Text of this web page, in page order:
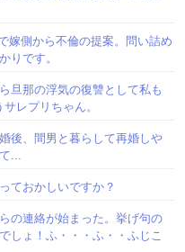
嫁側から不倫の提案。問い詰め
りです。
旦那の浮気の復讐として私も
レプリちゃん。
後、間男と暮らして再婚しや
...
ておかしいですか？
の連絡が始まった。挙げ句の
しょ！ふ・・・ふ・・ふじこ